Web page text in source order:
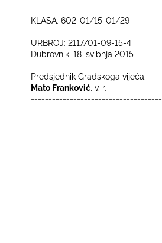
KLASA: 602-01/15-01/29
URBROJ: 2117/01-09-15-4
Dubrovnik, 18. svibnja 2015.
Predsjednik Gradskoga vijeća:
Mato Franković , v. r.
-------------------------------------